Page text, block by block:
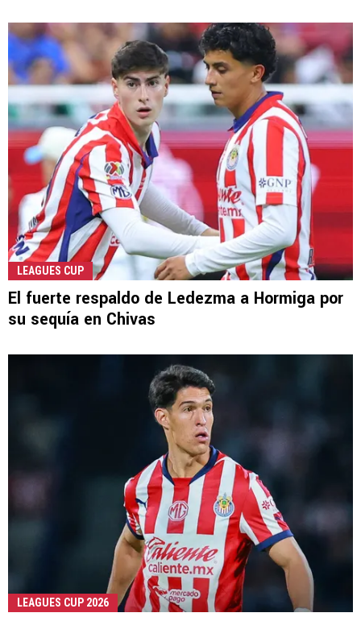
LEAGUES CUP
El fuerte respaldo de Ledezma a Hormiga por
su sequía en Chivas
LEAGUES CUP 2026